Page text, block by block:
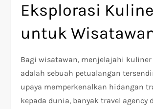
Eksplorasi
untuk
Bagi wisatawan, menjelajahi kuliner
adalah sebuah petualangan
upaya memperkenalkan hidangan
kepada dunia, banyak travel agency